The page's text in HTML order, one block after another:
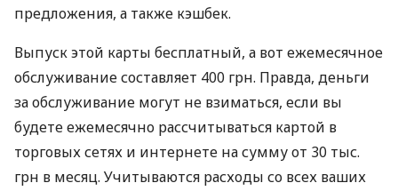
предложения, а также кэшбек.
Выпуск этой карты бесплатный, а вот ежемесячное
обслуживание составляет 400 грн. Правда, деньги
за обслуживание могут не взиматься, если вы
будете ежемесячно рассчитываться картой в
торговых сетях и интернете на сумму от 30 тыс.
грн в месяц. Учитываются расходы со всех ваших